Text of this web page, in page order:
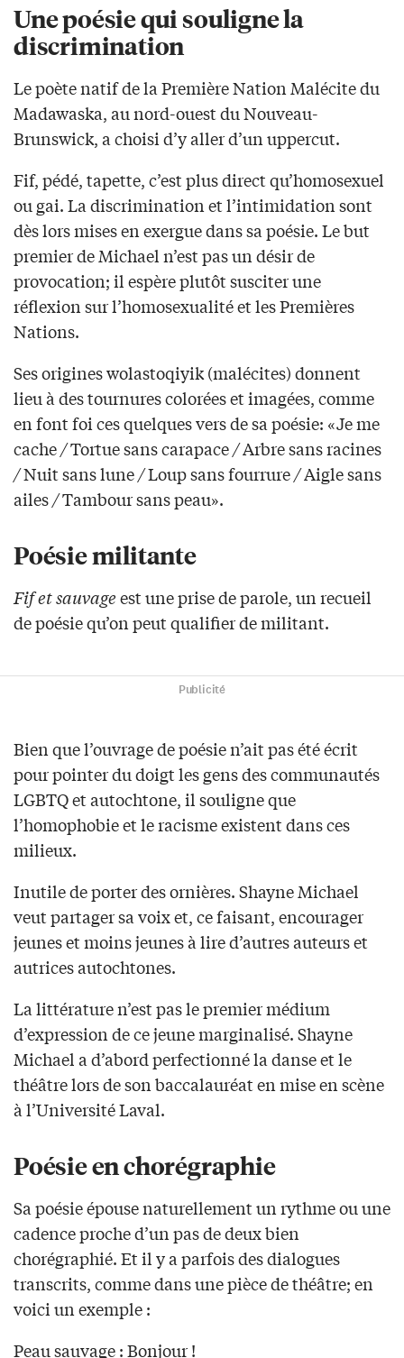
Une poésie qui souligne la
discrimination
Le poète natif de la Première Nation Malécite du
Madawaska, au nord-ouest du Nouveau-
Brunswick, a choisi d’y aller d’un uppercut.
Fif, pédé, tapette, c’est plus direct qu’homosexuel
ou gai. La discrimination et l’intimidation sont
dès lors mises en exergue dans sa poésie. Le but
premier de Michael n’est pas un désir de
provocation; il espère plutôt susciter une
réflexion sur l’homosexualité et les Premières
Nations.
Ses origines wolastoqiyik (malécites) donnent
lieu à des tournures colorées et imagées, comme
en font foi ces quelques vers de sa poésie: «Je me
cache/Tortue sans carapace/Arbre sans racines
/Nuit sans lune/Loup sans fourrure/Aigle sans
ailes/Tambour sans peau».
Poésie militante
Fif et sauvageest une prise de parole, un recueil
de poésie qu’on peut qualifier de militant.
Publicité
Bien que l’ouvrage de poésie n’ait pas été écrit
pour pointer du doigt les gens des communautés
LGBTQ et autochtone, il souligne que
l’homophobie et le racisme existent dans ces
milieux.
Inutile de porter des ornières. Shayne Michael
veut partager sa voix et, ce faisant, encourager
jeunes et moins jeunes à lire d’autres auteurs et
autrices autochtones.
La littérature n’est pas le premier médium
d’expression de ce jeune marginalisé. Shayne
Michael a d’abord perfectionné la danse et le
théâtre lors de son baccalauréat en mise en scène
à l’Université Laval.
Poésie en chorégraphie
Sa poésie épouse naturellement un rythme ou une
cadence proche d’un pas de deux bien
chorégraphié. Et il y a parfois des dialogues
transcrits, comme dans une pièce de théâtre; en
voici un exemple :
Peau sauvage : Bonjour !